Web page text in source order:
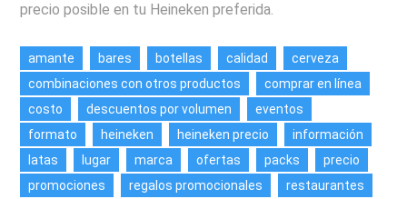
precio posible en tu Heineken preferida.
amante bares botellas calidad
cerveza
combinaciones con otros productos
comprar en línea
costo
descuentos por volumen
eventos
formato
heineken heineken precio
información
latas
lugar marca ofertas packs
precio
promociones
regalos promocionales
restaurantes